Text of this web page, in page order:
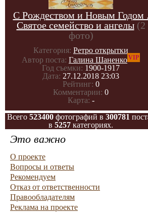
С Рождеством и Новым Годом .
Святое семейство и ангелы (2
фото)
Категория: Ретро открытки
Автор поста: Галина ШаненкоVIP
Год съемки: 1900-1917
Дата: 27.12.2018 23:03
Рейтинг: 0
Комментарии: 0
Карта: -
Всего 523400фотографий в 300781
в 5257 категориях.
Это важно
О проекте
Вопросы и ответы
Рекомендуем
Отказ от ответственности
Правообладателям
Реклама на проекте